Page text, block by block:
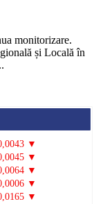
monitorizare.
și Locală în
▼
▼
▼
▼
▼